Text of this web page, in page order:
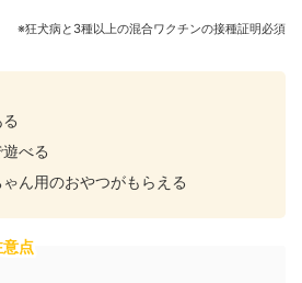
※狂犬病と3種以上の混合ワクチンの接種証明必須
べる
ん用のおやつがもらえる
意点